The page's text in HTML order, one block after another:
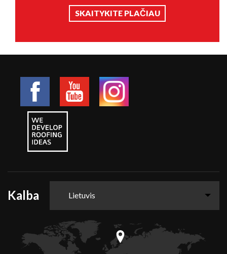
SKAITYKITE PLAČIAU
Kalba Lietuvis